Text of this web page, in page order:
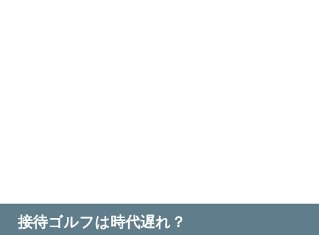
接待ゴルフは時代遅れ？